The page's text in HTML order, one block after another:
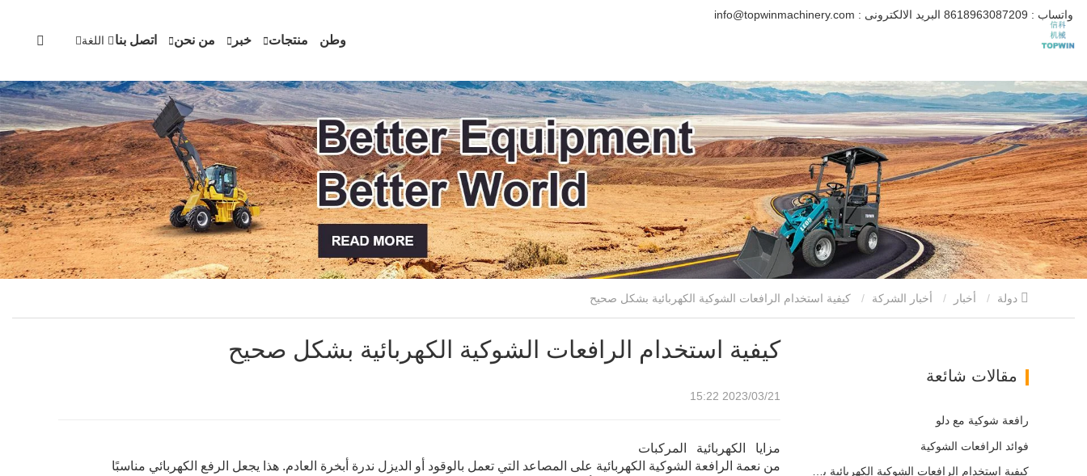
وطن منتجات خبر من نحن اتصل بنا
واتساب : البريد الالكترونى :
اللغة
أخبار أخبار الشركة
كيفية استخدام الرافعات الشوكية الكهربائية بشكل صحيح
2023/03/21 15:22
مزايا الكهربائية المركبات
من نعمة الرافعة الشوكية الكهربائية على المصاعد التي تعمل بالوقود أو الديزل ندرة أبخرة العادم. هذا يجعل الرفع الكهربائي مناسبًا
مقالات شائعة
رافعة شوكية مع دلو
فوائد الرافعات الشوكية